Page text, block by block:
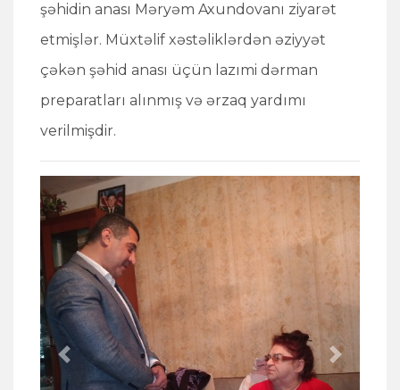
şəhidin anası Məryəm Axundovanı ziyarət
etmişlər. Müxtəlif xəstəliklərdən əziyyət
çəkən şəhid anası üçün lazımi dərman
preparatları alınmış və ərzaq yardımı
verilmişdir.
Previous Next